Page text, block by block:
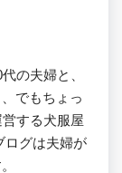
の夫婦と、
でもちょっ
する犬服屋
ログは夫婦が